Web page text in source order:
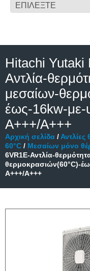
Hitachi Yutaki
Αντλία-
μεσαίων-
έως-16kw-με-
A+++/A+++
Αρχική σελίδα / Αντλίες
60°C / Μεσαίων μόνο
6VR1E-Αντλία-
θερμοκρασιών(60°C)-
A+++/A+++